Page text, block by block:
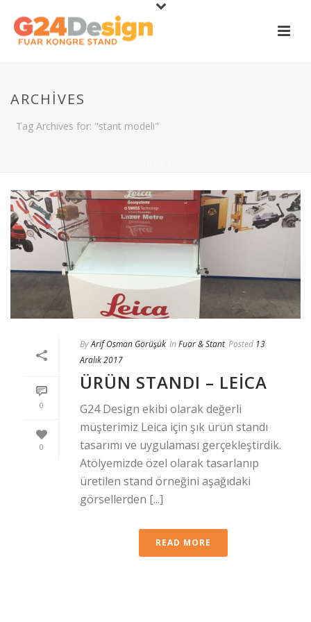
ARCHIVES
Tag Archives for: "stant modeli"
0
0
ByArif Osman Görüşük In Fuar & Stant Posted 13
Aralık 2017
ÜRÜN STANDI – LEICA
G24 Design ekibi olarak değerli
müşterimiz Leica için şık ürün standı
tasarımı ve uygulaması gerçekleştirdik.
Atölyemizde özel olarak tasarlanıp
üretilen stand örneğini aşağıdaki
görsellerden [...]
READ MORE